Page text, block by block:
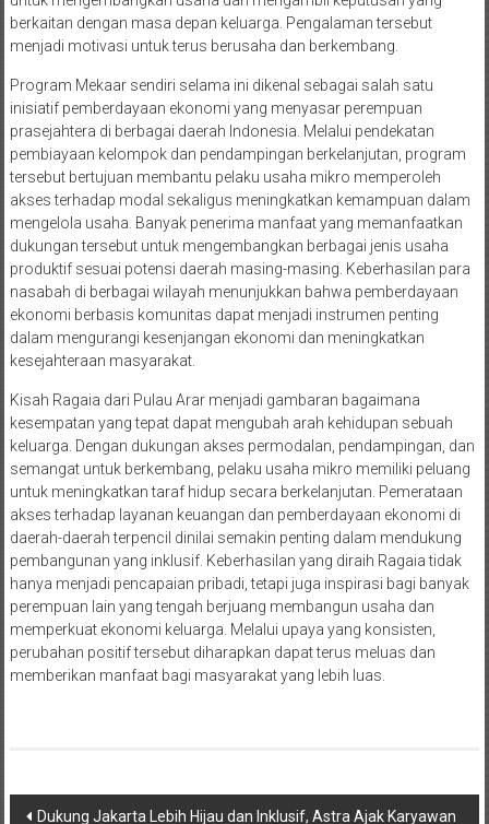
berkaitan dengan masa depan keluarga. Pengalaman tersebut
menjadi motivasi untuk terus berusaha dan berkembang.
Program Mekaar sendiri selama ini dikenal sebagai salah satu
inisiatif pemberdayaan ekonomi yang menyasar perempuan
prasejahtera di berbagai daerah Indonesia. Melalui pendekatan
pembiayaan kelompok dan pendampingan berkelanjutan, program
tersebut bertujuan membantu pelaku usaha mikro memperoleh
akses terhadap modal sekaligus meningkatkan kemampuan dalam
mengelola usaha. Banyak penerima manfaat yang memanfaatkan
dukungan tersebut untuk mengembangkan berbagai jenis usaha
produktif sesuai potensi daerah masing-masing. Keberhasilan para
nasabah di berbagai wilayah menunjukkan bahwa pemberdayaan
ekonomi berbasis komunitas dapat menjadi instrumen penting
dalam mengurangi kesenjangan ekonomi dan meningkatkan
kesejahteraan masyarakat.
Kisah Ragaia dari Pulau Arar menjadi gambaran bagaimana
kesempatan yang tepat dapat mengubah arah kehidupan sebuah
keluarga. Dengan dukungan akses permodalan, pendampingan, dan
semangat untuk berkembang, pelaku usaha mikro memiliki peluang
untuk meningkatkan taraf hidup secara berkelanjutan. Pemerataan
akses terhadap layanan keuangan dan pemberdayaan ekonomi di
daerah-daerah terpencil dinilai semakin penting dalam mendukung
pembangunan yang inklusif. Keberhasilan yang diraih Ragaia tidak
hanya menjadi pencapaian pribadi, tetapi juga inspirasi bagi banyak
perempuan lain yang tengah berjuang membangun usaha dan
memperkuat ekonomi keluarga. Melalui upaya yang konsisten,
perubahan positif tersebut diharapkan dapat terus meluas dan
memberikan manfaat bagi masyarakat yang lebih luas.
Navigasi
Dukung Jakarta Lebih Hijau dan Inklusif, Astra Ajak Karyawan